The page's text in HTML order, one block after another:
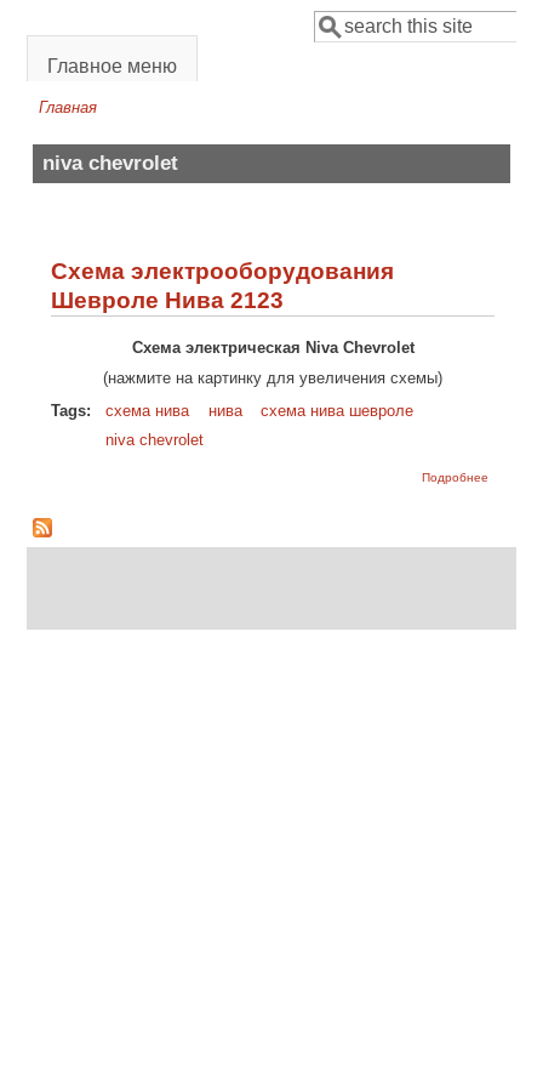
Форма поиска
Поиск
Главное меню
Главная
niva chevrolet
Схема электрооборудования
Шевроле Нива 2123
Схема электрическая Niva Chevrolet
(нажмите на картинку для увеличения схемы)
Tags:
схема нива нива
схема нива шевроле
niva chevrolet
Подробнее